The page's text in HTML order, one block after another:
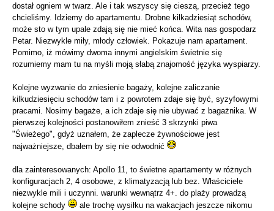
dostał ogniem w twarz. Ale i tak wszyscy się cieszą, przecież tego
chcieliśmy. Idziemy do apartamentu. Drobne kilkadziesiąt schodów,
może sto w tym upale zdają się nie mieć końca. Wita nas gospodarz
Petar. Niezwykle miły, młody człowiek. Pokazuje nam apartament.
Pomimo, iż mówimy dwoma innymi angielskim świetnie się
rozumiemy mam tu na myśli moją słabą znajomość języka wyspiarzy.
Kolejne wyzwanie do zniesienie bagaży, kolejne zaliczanie
kilkudziesięciu schodów tam i z powrotem zdaje się być, syzyfowymi
pracami. Nosimy bagaże, a ich zdaje się nie ubywać z bagażnika. W
pierwszej kolejności postanowiłem znieść 3 skrzynki piwa
"Świeżego", gdyż uznałem, że zaplecze żywnościowe jest
najważniejsze, dbałem by się nie odwodnić
dla zainteresowanych: Apollo 11, to świetne apartamenty w różnych
konfiguracjach 2, 4 osobowe, z klimatyzacją lub bez. Właściciele
niezwykle mili i uczynni. warunki wewnątrz 4+. do plaży prowadzą
kolejne schody
ale trochę wysiłku na wakacjach jeszcze nikomu